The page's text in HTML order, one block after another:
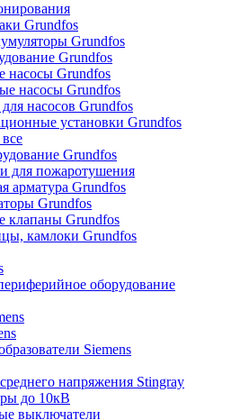
Grundfos
Grundfos
Grundfos
насосы Grundfos
насосы Grundfos
насосов Grundfos
установки Grundfos
Grundfos
для пожаротушения
арматура Grundfos
Grundfos
клапаны Grundfos
камлоки Grundfos
оборудование
Siemens
напряжения Stingray
до 10кВ
выключатели